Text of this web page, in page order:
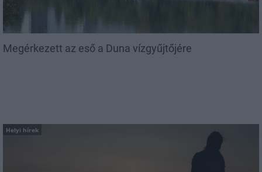
Megérkezett az eső a Duna vízgyűjtőjére
Helyi hírek